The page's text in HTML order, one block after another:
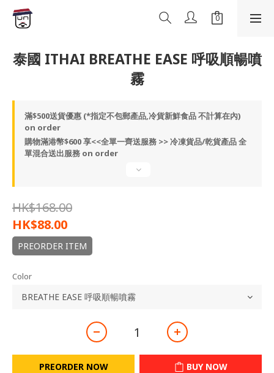
泰國 ITHAI BREATHE EASE 呼吸順暢噴
霧
滿$500送貨優惠 (*指定不包郵產品,冷貨新鮮食品 不計算在內)
on order
購物滿港幣$600 享<<全單一齊送服務 >> 冷凍貨品/乾貨產品 全
單混合送出服務 on order
HK$168.00
HK$88.00
PREORDER ITEM
Color
PREORDER NOW BUY NOW